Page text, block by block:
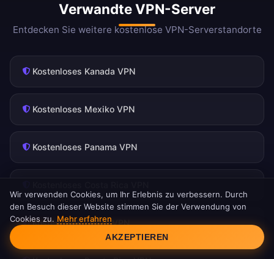
Verwandte VPN-Server
Entdecken Sie weitere kostenlose VPN-Serverstandorte
Kostenloses Kanada VPN
Kostenloses Mexiko VPN
Kostenloses Panama VPN
Kostenloses Belize VPN
Cookie-Einwilligung
Wir verwenden Cookies, um Ihr Erlebnis zu verbessern. Durch
den Besuch dieser Website stimmen Sie der Verwendung von
Cookies zu. Mehr erfahren
AKZEPTIEREN